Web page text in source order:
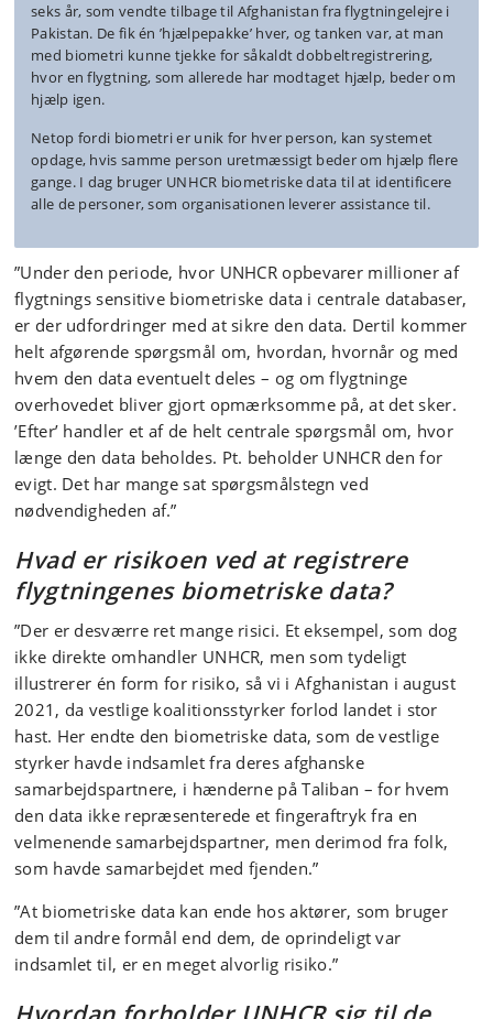
seks år, som vendte tilbage til Afghanistan fra flygtningelejre i
Pakistan. De fik én ’hjælpepakke’ hver, og tanken var, at man
med biometri kunne tjekke for såkaldt dobbeltregistrering,
hvor en flygtning, som allerede har modtaget hjælp, beder om
hjælp igen.
Netop fordi biometri er unik for hver person, kan systemet
opdage, hvis samme person uretmæssigt beder om hjælp flere
gange. I dag bruger UNHCR biometriske data til at identificere
alle de personer, som organisationen leverer assistance til.
”Under den periode, hvor UNHCR opbevarer millioner af
flygtnings sensitive biometriske data i centrale databaser,
er der udfordringer med at sikre den data. Dertil kommer
helt afgørende spørgsmål om, hvordan, hvornår og med
hvem den data eventuelt deles – og om flygtninge
overhovedet bliver gjort opmærksomme på, at det sker.
’Efter’ handler et af de helt centrale spørgsmål om, hvor
længe den data beholdes. Pt. beholder UNHCR den for
evigt. Det har mange sat spørgsmålstegn ved
nødvendigheden af.”
Hvad er risikoen ved atregistrere
flygtningenes biometriske data?
”Der er desværre ret mange risici. Et eksempel, som dog
ikke direkte omhandler UNHCR, men som tydeligt
illustrerer én form for risiko, så vi i Afghanistan i august
2021, da vestlige koalitionsstyrker forlod landet i stor
hast. Her endte den biometriske data, som de vestlige
styrker havde indsamlet fra deres afghanske
samarbejdspartnere, i hænderne på Taliban – for hvem
den data ikke repræsenterede et fingeraftryk fra en
velmenende samarbejdspartner, men derimod fra folk,
som havde samarbejdet med fjenden.”
”At biometriske data kan ende hos aktører, som bruger
dem til andre formål end dem, de oprindeligt var
indsamlet til, er en meget alvorlig risiko.”